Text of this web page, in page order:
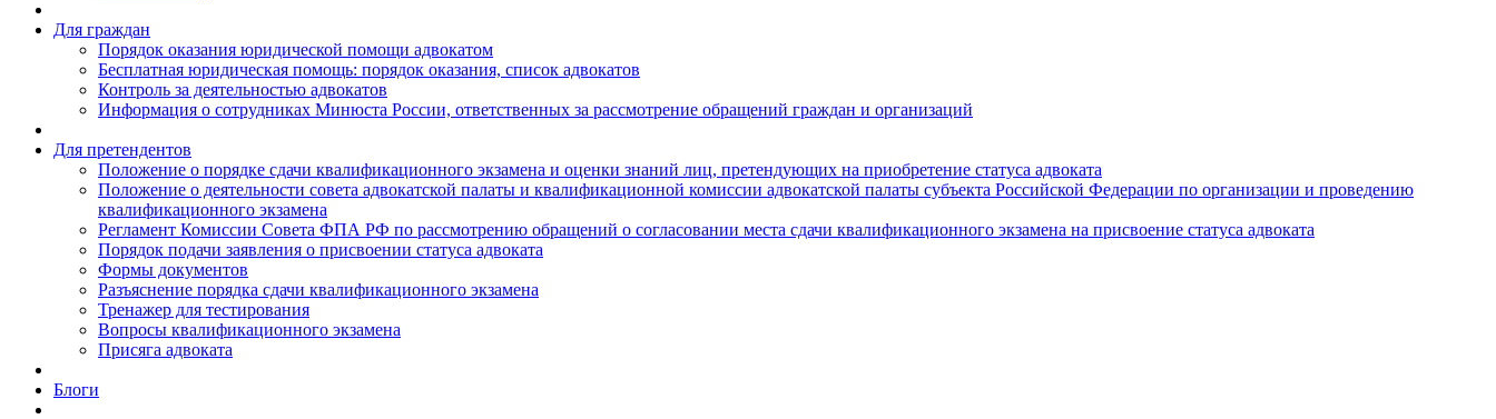
Для граждан
Порядок оказания юридической помощи адвокатом
Бесплатная юридическая помощь: порядок оказания, список адвокатов
Контроль за деятельностью адвокатов
Информация о сотрудниках Минюста России, ответственных за рассмотрение обращений граждан и организаций
Для претендентов
Положение о порядке сдачи квалификационного экзамена и оценки знаний лиц, претендующих на приобретение статуса адвоката
Положение о деятельности совета адвокатской палаты и квалификационной комиссии адвокатской палаты субъекта Российской Федерации по организации и проведению
квалификационного экзамена
Регламент Комиссии Совета ФПА РФ по рассмотрению обращений о согласовании места сдачи квалификационного экзамена на присвоение статуса адвоката
Порядок подачи заявления о присвоении статуса адвоката
Формы документов
Разъяснение порядка сдачи квалификационного экзамена
Тренажер для тестирования
Вопросы квалификационного экзамена
Присяга адвоката
Блоги